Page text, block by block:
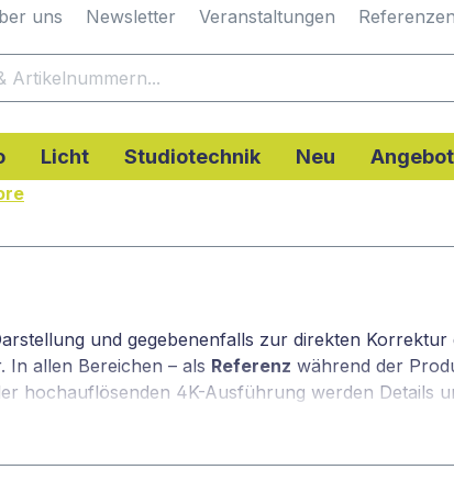
uns Newsletter Veranstaltungen Referenzen
Licht Studiotechnik Neu
und gegebenenfalls zur direkten Korrektur
In allen Bereichen – als Referenz während der
hochauflösenden 4K-Ausführung werden Details